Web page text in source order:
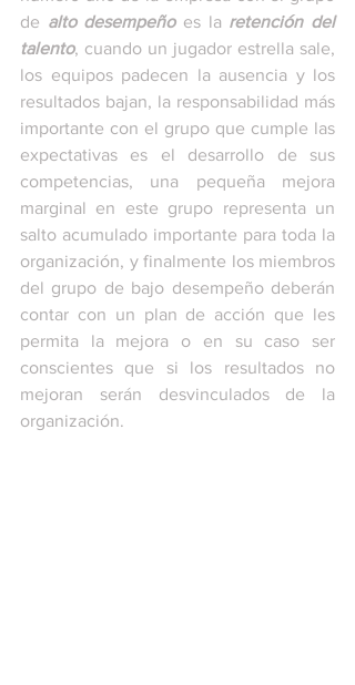
de alto desempeño es la retención del
talento, cuando un jugador estrella sale,
los equipos padecen la ausencia y los
resultados bajan, la responsabilidad más
importante con el grupo que cumple las
expectativas es el desarrollo de sus
competencias, una pequeña mejora
marginal en este grupo representa un
salto acumulado importante para toda la
organización, y finalmente los miembros
del grupo de bajo desempeño deberán
contar con un plan de acción que les
permita la mejora o en su caso ser
conscientes que si los resultados no
mejoran serán desvinculados de la
organización.